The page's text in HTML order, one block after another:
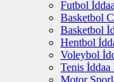
Futbol
Basketbol
Basketbol
Hentbol
Voleybol
Tenis İddaa
Motor